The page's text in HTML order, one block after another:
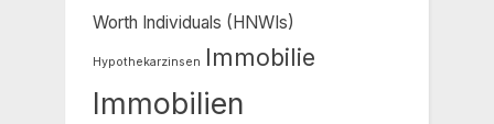
Worth Individuals (HNWIs)
Hypothekarzinsen Immobilie
Immobilien